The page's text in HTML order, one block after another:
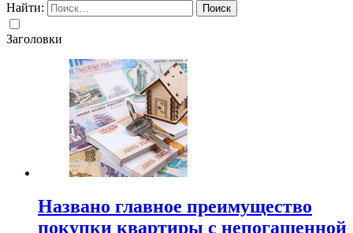
Найти:
Заголовки
Названо главное преимущество
покупки квартиры с непогашенной